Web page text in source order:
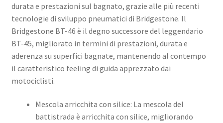
durata e prestazioni sul bagnato, grazie alle più recenti
tecnologie di sviluppo pneumatici di Bridgestone. ​Il
Bridgestone BT-46 è il degno successore del leggendario
BT-45, migliorato in termini di prestazioni, durata e
aderenza su superfici bagnate, mantenendo al contempo
il caratteristico feeling di guida apprezzato dai
motociclisti.
Mescola arricchita con silice: La mescola del
battistrada è arricchita con silice, migliorando